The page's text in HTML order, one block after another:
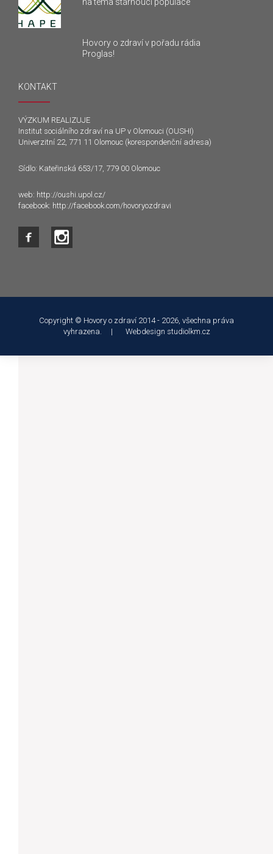
Hovory o zdraví v pořadu rádia
Proglas!
KONTAKT
VÝZKUM REALIZUJE
Institut sociálního zdraví na UP v Olomouci (OUSHI)
Univerzitní 22, 771 11 Olomouc (korespondenční adresa)
Sídlo: Kateřinská 653/17, 779 00 Olomouc
web: http://oushi.upol.cz/
facebook: http://facebook.com/hovoryozdravi
Copyright © Hovory o zdraví 2014 - 2026, všechna práva
vyhrazena. | Webdesign studiolkm.cz